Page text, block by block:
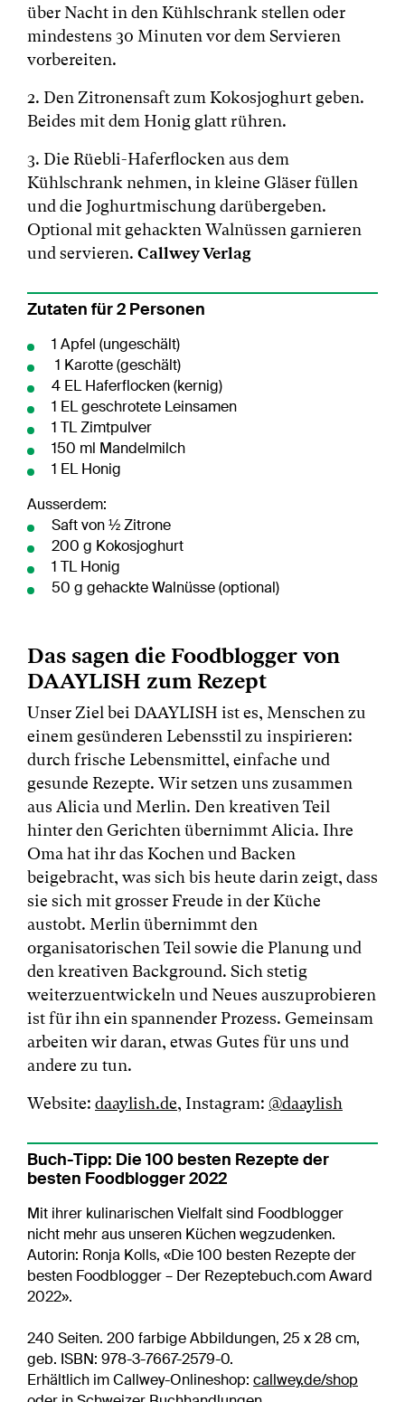
über Nacht in den Kühlschrank stellen oder
mindestens 30 Minuten vor dem Servieren
vorbereiten.
2. Den Zitronensaft zum Kokosjoghurt geben.
Beides mit dem Honig glatt rühren.
3. Die Rüebli-Haferflocken aus dem
Kühlschrank nehmen, in kleine Gläser füllen
und die Joghurtmischung darübergeben.
Optional mit gehackten Walnüssen garnieren
und servieren. Callwey Verlag
Zutaten für 2 Personen
1 Apfel (ungeschält)
1 Karotte (geschält)
4 EL Haferflocken (kernig)
1 EL geschrotete Leinsamen
1 TL Zimtpulver
150 ml Mandelmilch
1 EL Honig
Ausserdem:
Saft von ½ Zitrone
200 g Kokosjoghurt
1 TL Honig
50 g gehackte Walnüsse (optional)
Das sagen die Foodblogger von
DAAYLISH zum Rezept
Unser Ziel bei DAAYLISH ist es, Menschen zu
einem gesünderen Lebensstil zu inspirieren:
durch frische Lebensmittel, einfache und
gesunde Rezepte. Wir setzen uns zusammen
aus Alicia und Merlin. Den kreativen Teil
hinter den Gerichten übernimmt Alicia. Ihre
Oma hat ihr das Kochen und Backen
beigebracht, was sich bis heute darin zeigt, dass
sie sich mit grosser Freude in der Küche
austobt. Merlin übernimmt den
organisatorischen Teil sowie die Planung und
den kreativen Background. Sich stetig
weiterzuentwickeln und Neues auszuprobieren
ist für ihn ein spannender Prozess. Gemeinsam
arbeiten wir daran, etwas Gutes für uns und
andere zu tun.
Website: daaylish.de, Instagram: @daaylish
Buch-Tipp: Die 100 besten Rezepte der
besten Foodblogger 2022
Mit ihrer kulinarischen Vielfalt sind Foodblogger
nicht mehr aus unseren Küchen wegzudenken.
Autorin: Ronja Kolls, «Die 100 besten Rezepte der
besten Foodblogger – Der Rezeptebuch.com Award
2022».
240 Seiten. 200 farbige Abbildungen, 25 x 28 cm,
geb. ISBN: 978-3-7667-2579-0.
Erhältlich im Callwey-Onlineshop: callwey.de/shop